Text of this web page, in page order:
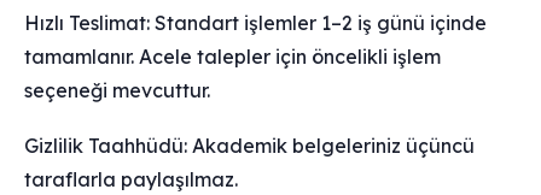
Hızlı Teslimat: Standart işlemler 1–2 iş günü içinde
tamamlanır. Acele talepler için öncelikli işlem
seçeneği mevcuttur.
Gizlilik Taahhüdü: Akademik belgeleriniz üçüncü
taraflarla paylaşılmaz.